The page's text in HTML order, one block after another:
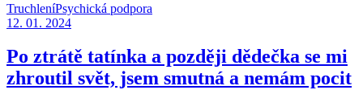
TruchleníPsychická podpora
12. 01. 2024
Po ztrátě tatínka a později dědečka se mi
zhroutil svět, jsem smutná a nemám pocit